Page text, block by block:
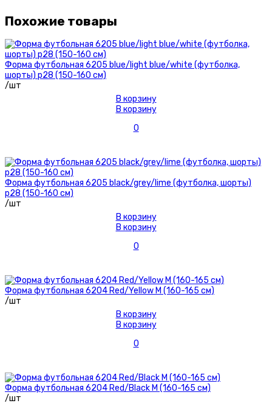
Похожие товары
Форма футбольная 6205 blue/light blue/white (футболка,
шорты) р28 (150-160 см)
/шт
В корзину
В корзину
0
Форма футбольная 6205 black/grey/lime (футболка, шорты)
р28 (150-160 см)
/шт
В корзину
В корзину
0
Форма футбольная 6204 Red/Yellow М (160-165 см)
/шт
В корзину
В корзину
0
Форма футбольная 6204 Red/Black М (160-165 см)
/шт